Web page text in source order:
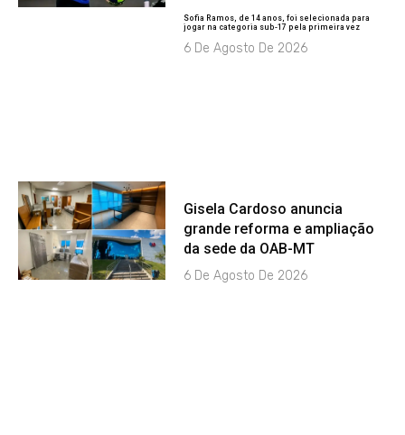
Sofia Ramos, de 14 anos, foi selecionada para
jogar na categoria sub-17 pela primeira vez
6 De Agosto De 2026
Gisela Cardoso anuncia
grande reforma e ampliação
da sede da OAB-MT
6 De Agosto De 2026